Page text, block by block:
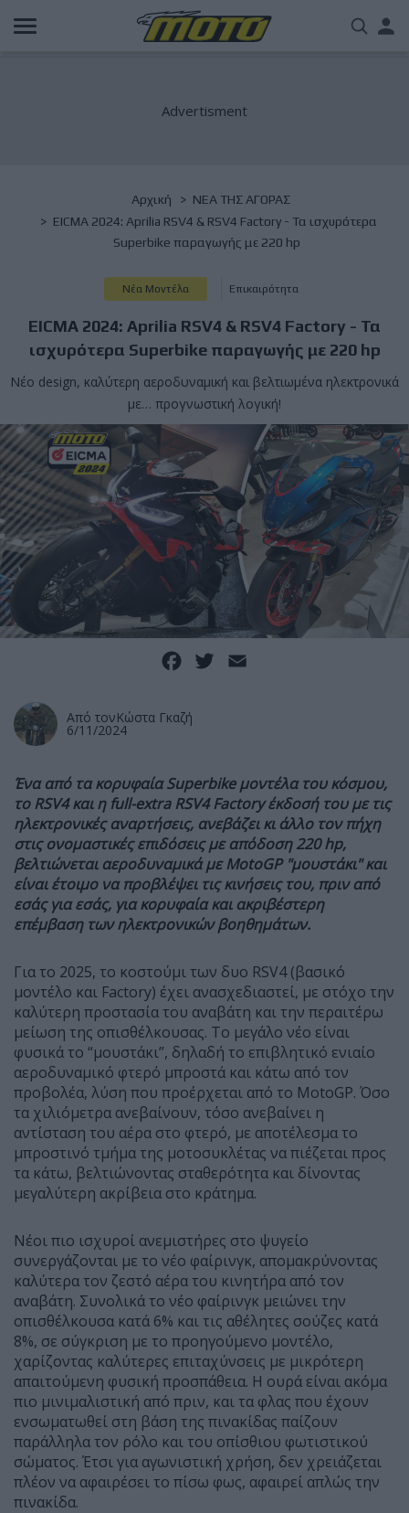
Παράκαμψη
προς
Breadcrumb
Αρχική
NΕΑ ΤΗΣ ΑΓΟΡΑΣ
EICMA 2024: Aprilia RSV4 & RSV4 Factory - Τα ισχυρότερα
Superbike παραγωγής με 220 hp
Νέα Μοντέλα Επικαιρότητα
EICMA 2024: Aprilia RSV4 & RSV4 Factory - Τα
ισχυρότερα Superbike παραγωγής με 220 hp
Νέο design, καλύτερη αεροδυναμική και βελτιωμένα ηλεκτρονικά
με… προγνωστική λογική!
Facebook
Twitter
Από τονΚώστα Γκαζή
6/11/2024
Ένα από τα κορυφαία Superbike μοντέλα του κόσμου,
το RSV4 και η full-extra RSV4 Factory έκδοσή του με τις
ηλεκτρονικές αναρτήσεις, ανεβάζει κι άλλο τον πήχη
στις ονομαστικές επιδόσεις με απόδοση 220 hp,
βελτιώνεται αεροδυναμικά με MotoGP "μουστάκι" και
είναι έτοιμο να προβλέψει τις κινήσεις του, πριν από
εσάς για εσάς, για κορυφαία και ακριβέστερη
επέμβαση των ηλεκτρονικών βοηθημάτων.
Για το 2025, το κοστούμι των δυο RSV4 (βασικό
μοντέλο και Factory) έχει ανασχεδιαστεί, με στόχο την
καλύτερη προστασία του αναβάτη και την περαιτέρω
μείωση της οπισθέλκουσας. Το μεγάλο νέο είναι
φυσικά το “μουστάκι”, δηλαδή το επιβλητικό ενιαίο
αεροδυναμικό φτερό μπροστά και κάτω από τον
προβολέα, λύση που προέρχεται από το MotoGP. Όσο
τα χιλιόμετρα ανεβαίνουν, τόσο ανεβαίνει η
αντίσταση του αέρα στο φτερό, με αποτέλεσμα το
μπροστινό τμήμα της μοτοσυκλέτας να πιέζεται προς
τα κάτω, βελτιώνοντας σταθερότητα και δίνοντας
μεγαλύτερη ακρίβεια στο κράτημα.
Νέοι πιο ισχυροί ανεμιστήρες στο ψυγείο
συνεργάζονται με το νέο φαίρινγκ, απομακρύνοντας
καλύτερα τον ζεστό αέρα του κινητήρα από τον
αναβάτη. Συνολικά το νέο φαίρινγκ μειώνει την
οπισθέλκουσα κατά 6% και τις αθέλητες σούζες κατά
8%, σε σύγκριση με το προηγούμενο μοντέλο,
χαρίζοντας καλύτερες επιταχύνσεις με μικρότερη
απαιτούμενη φυσική προσπάθεια. Η ουρά είναι ακόμα
πιο μινιμαλιστική από πριν, και τα φλας που έχουν
ενσωματωθεί στη βάση της πινακίδας παίζουν
παράλληλα τον ρόλο και του οπίσθιου φωτιστικού
σώματος. Έτσι για αγωνιστική χρήση, δεν χρειάζεται
πλέον να αφαιρέσει το πίσω φως, αφαιρεί απλώς την
πινακίδα.